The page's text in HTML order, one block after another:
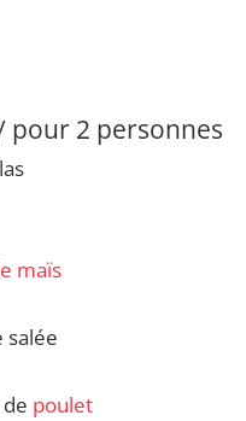
pour 2 personnes
maïs
salée
poulet